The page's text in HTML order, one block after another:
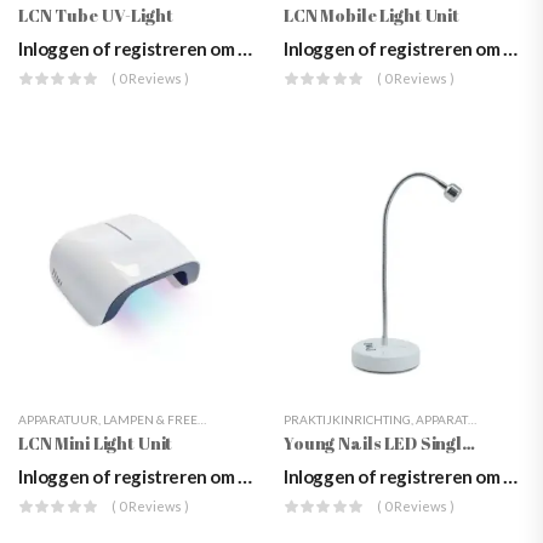
LCN Tube UV-Light
Inloggen of registreren om prijzen te zien
( 0 Reviews )
LCN Mobile Light Unit
Inloggen of registreren om prijzen te zien
( 0 Reviews )
APPARATUUR LAMPEN & FREESTOESTELLEN LCN,LED LAMPEN,PRAKTIJKINRICHTING
LCN Mini Light Unit
Inloggen of registreren om prijzen te zien
( 0 Reviews )
PRAKTIJKINRICHTING APPARATUUR
Young Nails LED Single Finger Rechargeable Lamp
Inloggen of registreren om prijzen te zien
( 0 Reviews )